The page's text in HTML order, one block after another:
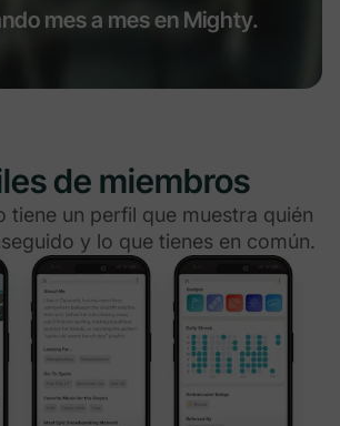
mes a mes en Mighty.
de miembros
tiene un perfil que muestra quién
y lo que tienes en común.